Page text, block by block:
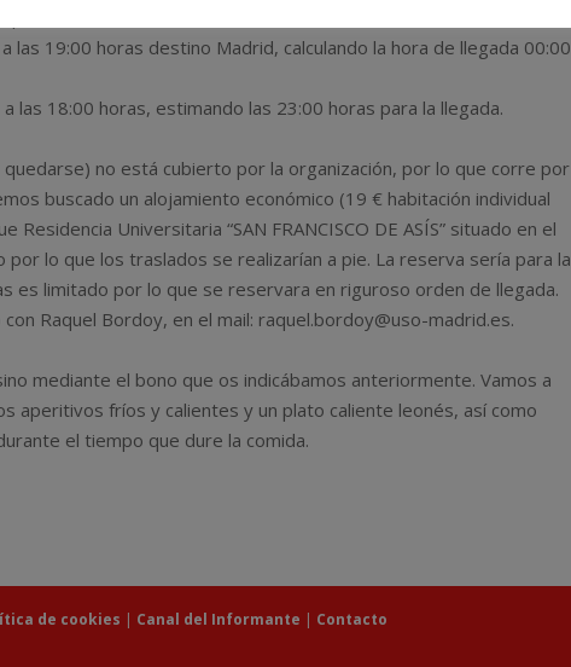
las 19:00 horas destino Madrid, calculando la hora de llegada 00:00
las 18:00 horas, estimando las 23:00 horas para la llegada.
no está cubierto por la organización, por lo que corre por
buscado un alojamiento económico (19 € habitación individual
Universitaria “SAN FRANCISCO DE ASÍS” situado en el
por lo que los traslados se realizarían a pie. La reserva sería para la
es limitado por lo que se reservara en riguroso orden de llegada.
Raquel Bordoy, en el mail: raquel.bordoy@uso-madrid.es.
mediante el bono que os indicábamos anteriormente. Vamos a
aperitivos fríos y calientes y un plato caliente leonés, así como
el tiempo que dure la comida.
de cookies | Canal del Informante | Contacto